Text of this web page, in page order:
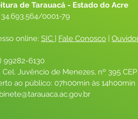
de Tarauacá - Estado do Acre
34.693.564/0001-79
online: SIC | Fale Conosco |
99282-6130
Cel. Juvêncio de Menezes, nº 395
ao público: 07h00min às 14h00min